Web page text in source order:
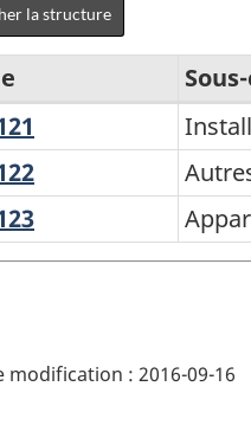
la structure
sanitaires
et
robinets,
soupapes
et
sanitaires
modification : 2016-09-16